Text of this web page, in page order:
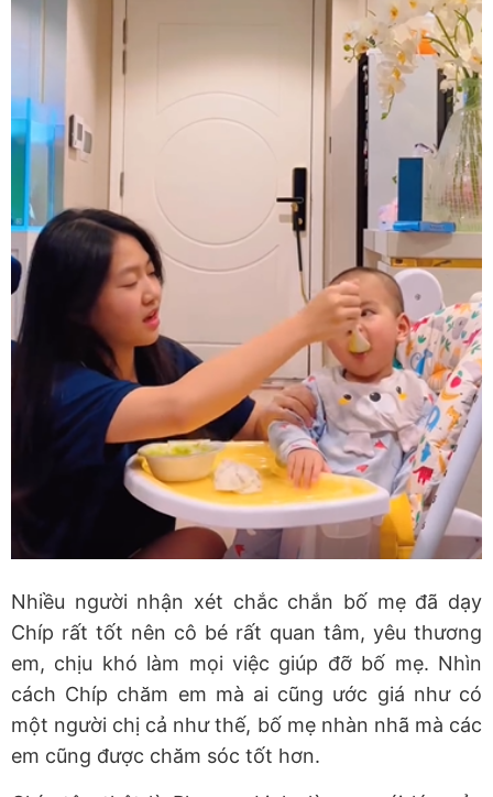
Nhiều người nhận xét chắc chắn bố mẹ đã dạy
Chíp rất tốt nên cô bé rất quan tâm, yêu thương
em, chịu khó làm mọi việc giúp đỡ bố mẹ. Nhìn
cách Chíp chăm em mà ai cũng ước giá như có
một người chị cả như thế, bố mẹ nhàn nhã mà các
em cũng được chăm sóc tốt hơn.